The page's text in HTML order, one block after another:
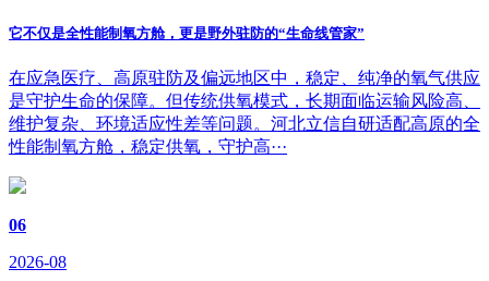
它不仅是全性能制氧方舱，更是野外驻防的“生命线管家”
在应急医疗、高原驻防及偏远地区中，稳定、纯净的氧气供应
是守护生命的保障。但传统供氧模式，长期面临运输风险高、
维护复杂、环境适应性差等问题。河北立信自研适配高原的全
性能制氧方舱，稳定供氧，守护高···
06
2026-08